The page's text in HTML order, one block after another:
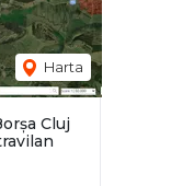
Harta
Cluj